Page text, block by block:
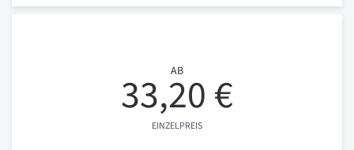
AB
33,20 €
EINZELPREIS